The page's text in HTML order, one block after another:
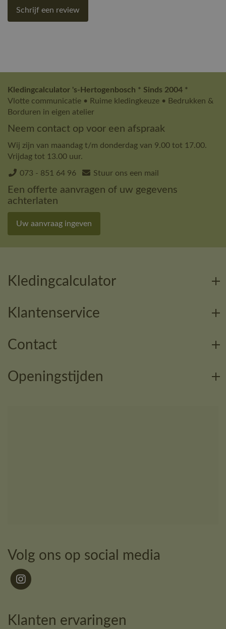
Schrijf een review
Kledingcalculator 's-Hertogenbosch * Sinds 2004 *
Vlotte communicatie • Ruime kledingkeuze • Bedrukken &
Borduren in eigen atelier
Neem contact op voor een afspraak
Wij zijn van maandag t/m donderdag van 9.00 tot 17.00.
Vrijdag tot 13.00 uur.
073 - 851 64 96 Stuur ons een mail
Een offerte aanvragen of uw gegevens
achterlaten
Uw aanvraag ingeven
Kledingcalculator
Klantenservice
Contact
Openingstijden
Volg ons op social media
Klanten ervaringen